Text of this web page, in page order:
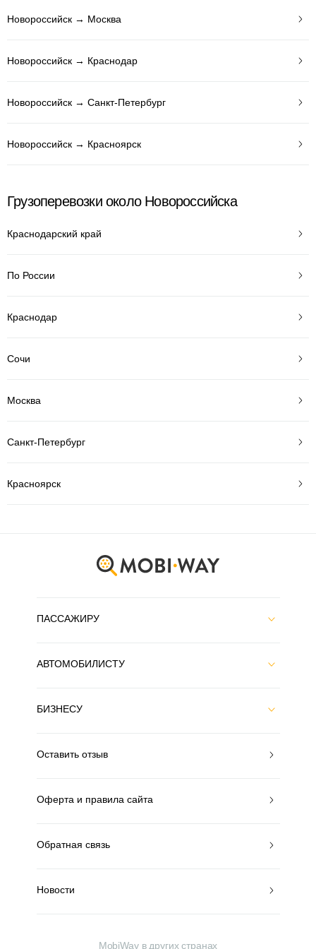
Новороссийск → Москва
Новороссийск → Краснодар
Новороссийск → Санкт-Петербург
Новороссийск → Красноярск
Грузоперевозки около Новороссийска
Краснодарский край
По России
Краснодар
Сочи
Москва
Санкт-Петербург
Красноярск
ПАССАЖИРУ
АВТОМОБИЛИСТУ
БИЗНЕСУ
Оставить отзыв
Оферта и правила сайта
Обратная связь
Новости
MobiWay в других странах